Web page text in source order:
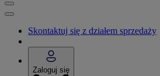
Skontaktuj się z działem sprzedaży
Zaloguj się